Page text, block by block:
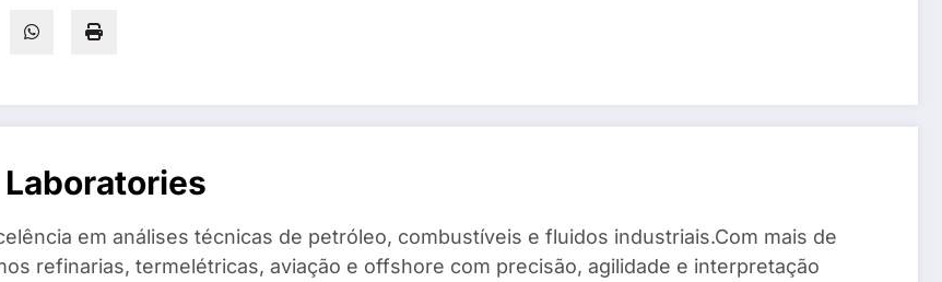
em análises técnicas de petróleo, combustíveis e fluidos industriais.Com mais de
refinarias, termelétricas, aviação e offshore com precisão, agilidade e interpretação